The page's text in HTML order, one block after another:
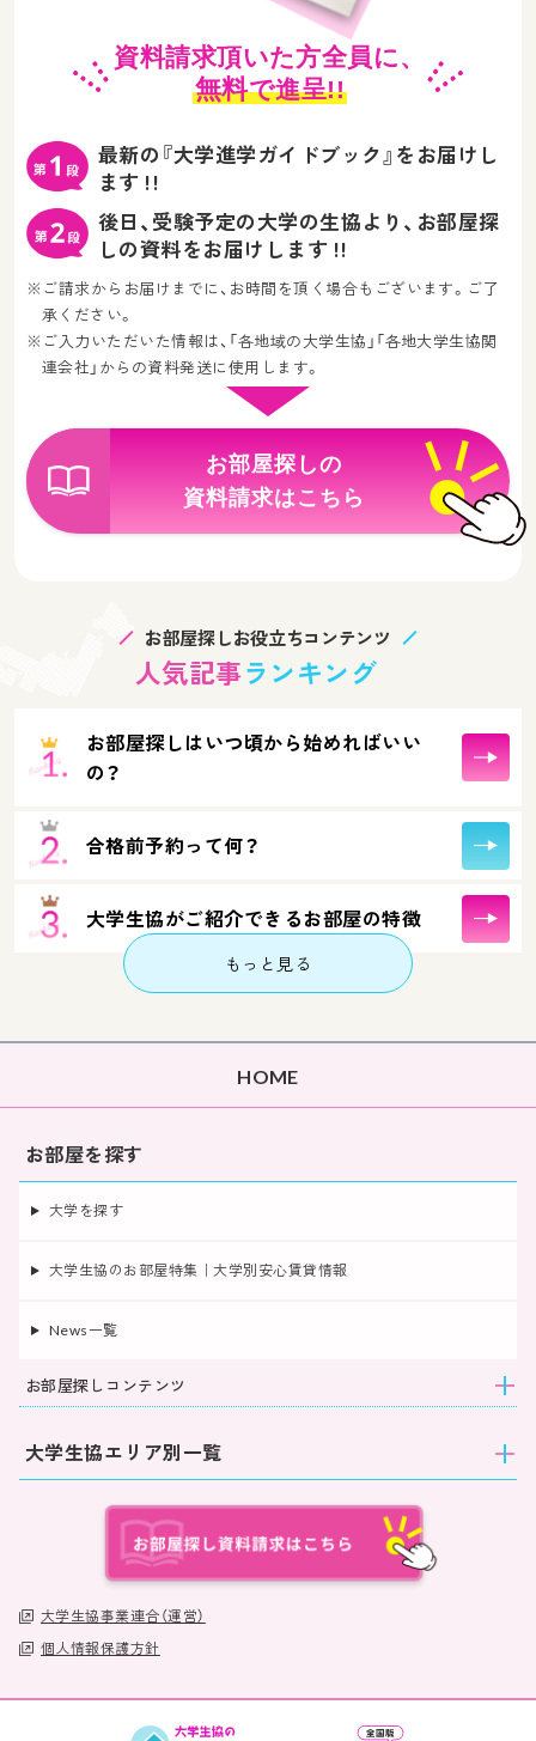
資料請求頂いた方全員に、
無料で進呈!!
最新の『大学進学ガイドブック』をお届けし
ます !!
後日、受験予定の大学の生協より、お部屋探
しの資料をお届けします !!
※ご請求からお届けまでに、お時間を頂く場合もございます。ご了
承ください。
※ご入力いただいた情報は、「各地域の大学生協」「各地大学生協関
連会社」からの資料発送に使用します。
お部屋探しの
資料請求はこちら
お部屋探しお役立ちコンテンツ
人気記事ランキング
お部屋探しはいつ頃から始めればいい
の？
合格前予約って何？
大学生協がご紹介できるお部屋の特徴
もっと見る
HOME
お部屋を探す
大学を探す
大学生協のお部屋特集｜大学別安心賃貸情報
News一覧
お部屋探しコンテンツ
大学生協エリア別一覧
大学生協事業連合（運営）
個人情報保護方針